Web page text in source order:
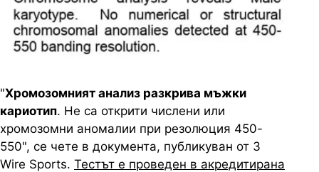
"Хромозомният анализ разкрива мъжки
кариотип. Не са открити числени или
хромозомни аномалии при резолюция 450-
550", се чете в документа, публикуван от 3
Wire Sports. Тестът е проведен в акредитирана